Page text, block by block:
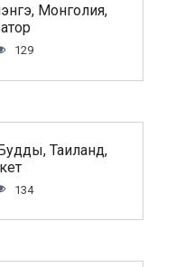
Монголия,
129
Таиланд,
134